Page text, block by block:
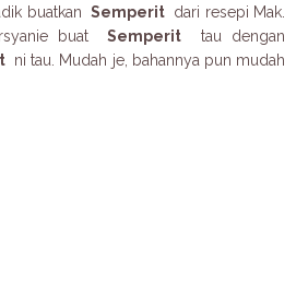
buatkan Semperitdari resepi Mak.
buat
Semperittau dengan
ni tau. Mudah je, bahannya pun mudah